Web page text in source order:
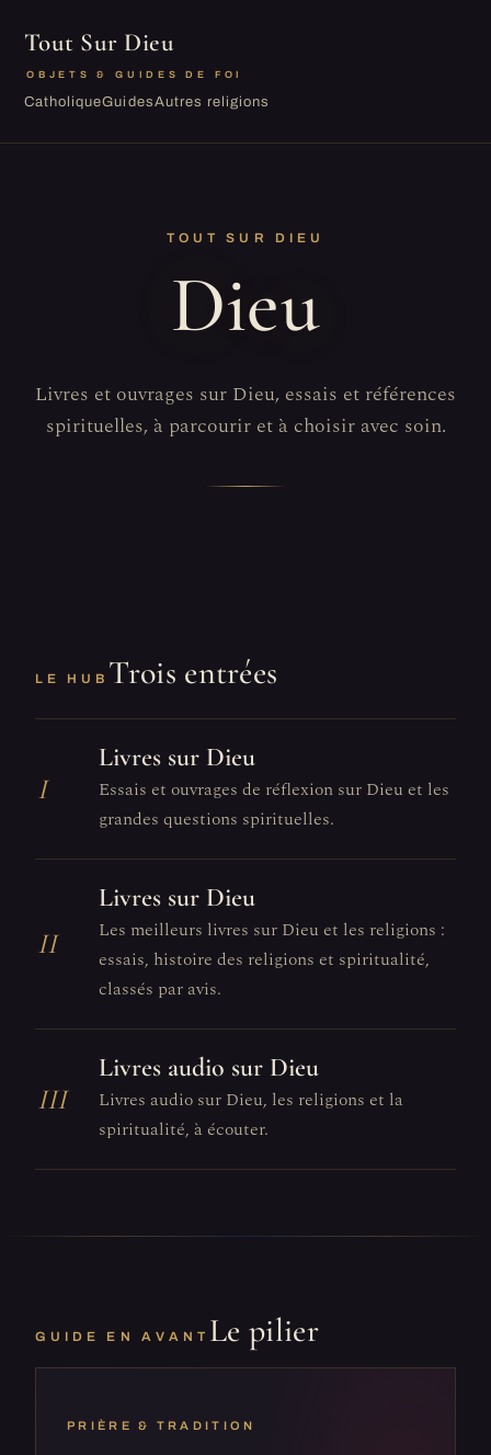
Tout Sur Dieu
OBJETS & GUIDES DE FOI
CatholiqueGuidesAutres religions
TOUT SUR DIEU
Dieu
Livres et ouvrages sur Dieu, essais et références
spirituelles, à parcourir et à choisir avec soin.
LE HUB Trois entrées
I
Livres sur Dieu
Essais et ouvrages de réflexion sur Dieu et les
grandes questions spirituelles.
II
Livres sur Dieu
Les meilleurs livres sur Dieu et les religions :
essais, histoire des religions et spiritualité,
classés par avis.
III
Livres audio sur Dieu
Livres audio sur Dieu, les religions et la
spiritualité, à écouter.
GUIDE EN AVANT Le pilier
PRIÈRE & TRADITION